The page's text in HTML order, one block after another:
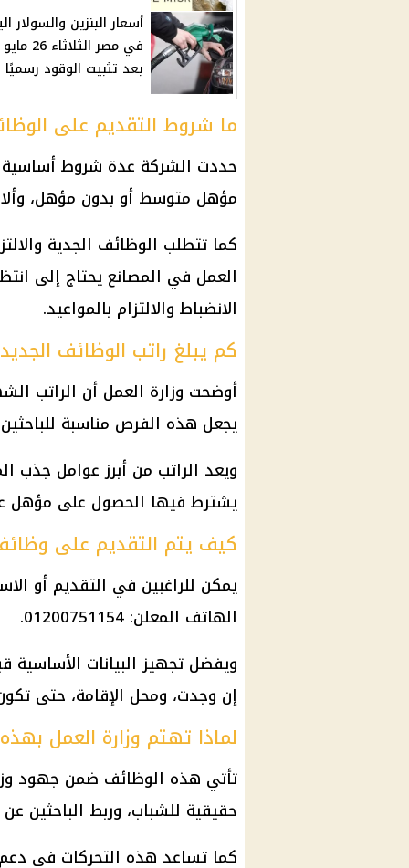
أسعار البنزين والسولار
بعد تثبيت الوقود رسميًا
ما شروط التقديم على
حددت الشركة عدة شروط أساسية
مؤهل متوسط أو بدون مؤهل، وألا
كما تتطلب الوظائف الجدية
العمل في المصانع يحتاج إلى
الانضباط والالتزام بالمواعيد.
كم يبلغ راتب الوظائف
يجعل هذه الفرص مناسبة
ويعد الراتب من أبرز عوامل جذب
يشترط فيها الحصول على مؤهل
كيف يتم التقديم على
يمكن للراغبين في التقديم أو
الهاتف المعلن: 01200751154.
ويفضل تجهيز البيانات الأساسية
إن وجدت، ومحل الإقامة، حتى
لماذا تهتم وزارة العمل
تأتي هذه الوظائف ضمن جهود
حقيقية للشباب، وربط الباحثين
كما تساعد هذه التحركات في دعم